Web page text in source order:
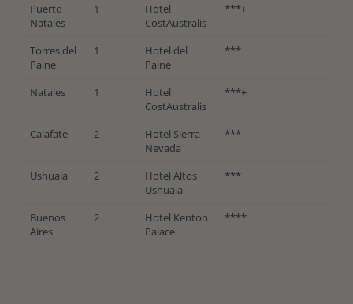
Puerto
Natales
1
Hotel
CostAustralis
***+
Torres del
Paine
1
Hotel del
Paine
***
Natales 1
Hotel
CostAustralis
***+
Calafate 2
Hotel Sierra
Nevada
***
Ushuaia 2
Hotel Altos
Ushuaia
***
Buenos
Aires
2
Hotel Kenton
Palace
****